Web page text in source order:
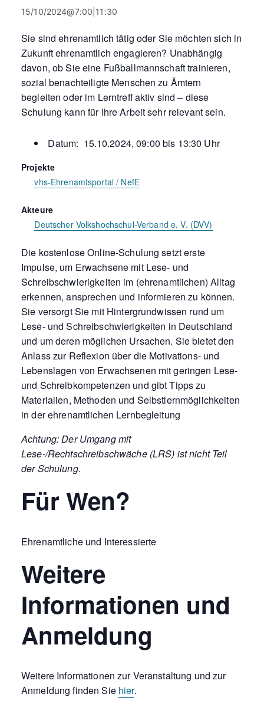
15/10/2024@7:00 11:30
Sie sind ehrenamtlich tätig oder Sie möchten sich in
Zukunft ehrenamtlich engagieren? Unabhängig
davon, ob Sie eine Fußballmannschaft trainieren,
sozial benachteiligte Menschen zu Ämtern
begleiten oder im Lerntreff aktiv sind – diese
Schulung kann für Ihre Arbeit sehr relevant sein.
Datum: 15.10.2024, 09:00 bis 13:30 Uhr
Projekte
vhs-Ehrenamtsportal / NefE
Akteure
Deutscher Volkshochschul-Verband e. V. (DVV)
Die kostenlose Online-Schulung setzt erste
Impulse, um Erwachsene mit Lese- und
Schreibschwierigkeiten im (ehrenamtlichen) Alltag
erkennen, ansprechen und informieren zu können.
Sie versorgt Sie mit Hintergrundwissen rund um
Lese- und Schreibschwierigkeiten in Deutschland
und um deren möglichen Ursachen. Sie bietet den
Anlass zur Reflexion über die Motivations- und
Lebenslagen von Erwachsenen mit geringen Lese-
und Schreibkompetenzen und gibt Tipps zu
Materialien, Methoden und Selbstlernmöglichkeiten
in der ehrenamtlichen Lernbegleitung
Achtung: Der Umgang mit
Lese-/Rechtschreibschwäche (LRS) ist nicht Teil
der Schulung.
Für Wen?
Ehrenamtliche und Interessierte
Weitere
Informationen und
Anmeldung
Weitere Informationen zur Veranstaltung und zur
Anmeldung finden Sie hier.